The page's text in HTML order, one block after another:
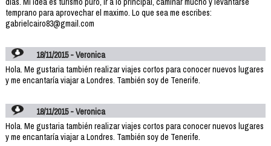
temprano para aprovechar el maximo. Lo que sea me escribes:
gabrielcairo83@gmail.com
18/11/2015 - Veronica
Hola. Me gustaria también realizar viajes cortos para conocer nuevos lugares
y me encantaría viajar a Londres. También soy de Tenerife.
18/11/2015 - Veronica
Hola. Me gustaria también realizar viajes cortos para conocer nuevos lugares
y me encantaría viajar a Londres. También soy de Tenerife.